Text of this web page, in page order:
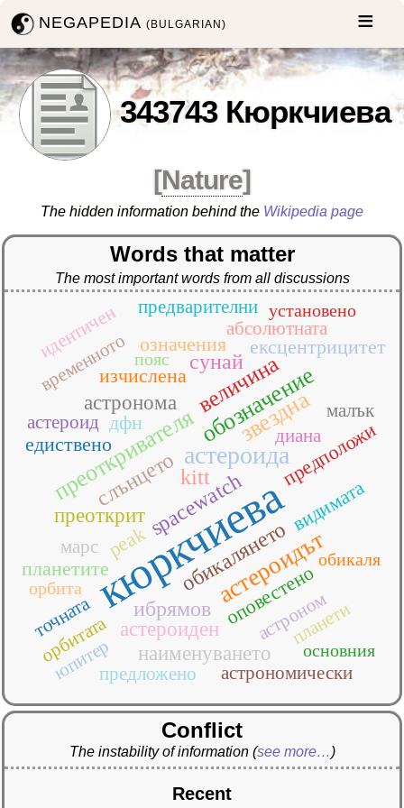
NEGAPEDIA(BULGARIAN)
343743 Кюркчиева
[Nature]
The hidden information behind the Wikipedia page
Words that matter
The most important words from all discussions
кюркчиева
астероида
астероидът
звездна
обозначение
преоткривателя
величина
kitt
spacewatch
ибрямов
обикалянето
слънцето
сунай
астероиден
астронома
наименуването
преоткрит
peak
видимата
дфн
едиствено
ексцентрицитет
изчислена
означения
оповестено
планетите
предположи
абсолютната
астероид
астроном
астрономически
временното
диана
идентичен
малък
марс
орбитата планети
предварителни
предложено
точната
юпитер
обикаля
орбита
основния
пояс
установено
Conflict
The instability of information (see more…)
Recent